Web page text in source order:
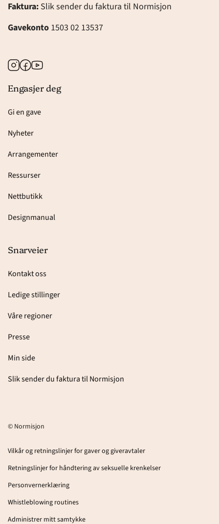
Faktura: Slik sender du faktura til Normisjon
Gavekonto 1503 02 13537
Instagram
Facebook
Youtube
Engasjer deg
Gi en gave
Nyheter
Arrangementer
Ressurser
Nettbutikk
Designmanual
Snarveier
Kontakt oss
Ledige stillinger
Våre regioner
Presse
Min side
Slik sender du faktura til Normisjon
© Normisjon
Vilkår og retningslinjer for gaver og giveravtaler
Retningslinjer for håndtering av seksuelle krenkelser
Personvernerklæring
Whistleblowing routines
Administrer mitt samtykke